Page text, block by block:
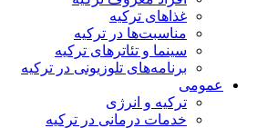
غذاهای ترکیه
مناسبت‌ها در ترکیه
سینما و تئاترهای ترکیه
برنامه‌های تلوزیونی در ترکیه
عمومی
ترکیه و انرژی
خدمات درمانی در ترکیه